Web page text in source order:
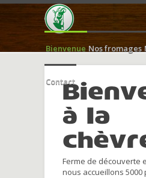
Bienvenue Nos fromages
Contact
à la
Ferme de découverte
nous accueillons